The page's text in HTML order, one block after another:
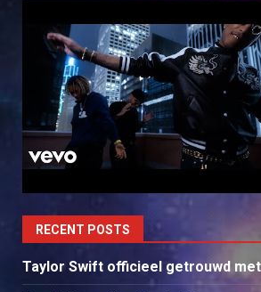
RECENT POSTS
Taylor Swift officieel getrouwd